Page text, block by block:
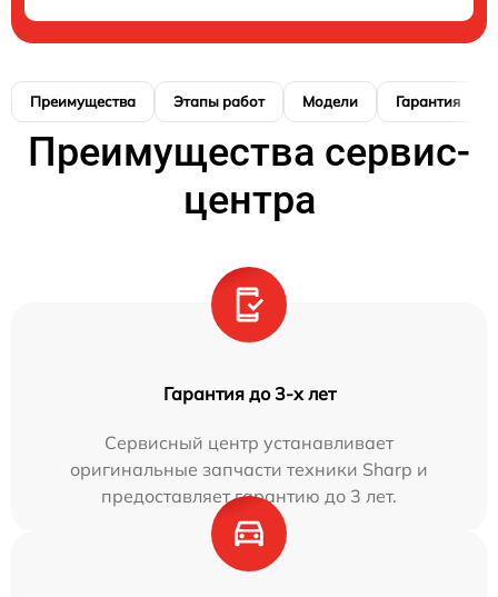
Преимущества Этапы работ Модели Гарантия
Преимущества сервис-
центра
Гарантия до 3-х лет
Сервисный центр устанавливает
оригинальные запчасти техники Sharp и
предоставляет гарантию до 3 лет.